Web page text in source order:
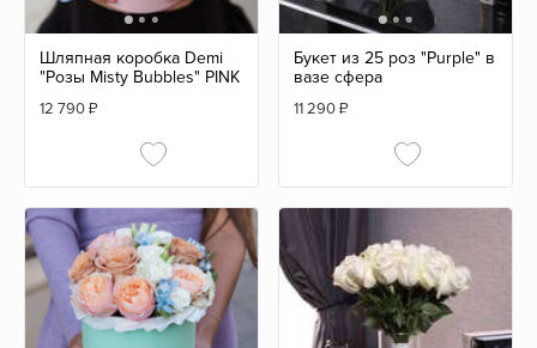
Шляпная коробка Demi
"Розы Misty Bubbles" PINK
12 790₽
Букет из 25 роз "Purple" в
вазе сфера
11 290₽